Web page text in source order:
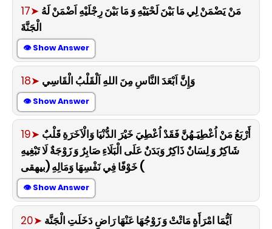
17➤ مَنْ يَضْمَنْ لِي مَا بَيْنَ لَحْيَيْهِ وَ مَا بَيْنَ رِجْلَيْهِ اَضْمَنْ لَهُ
الْجَنَّةَ
👁 Show Answer
18➤ وَإِنَّ اَبْعَدَ النَّاسِ مِنَ اللهِ اَلْقَلْبُ الْقَاسِي
👁 Show Answer
19➤ أَرْبَعُ مَنْ اُعْطِيَـهُنَّ فَقَدْ اُعْطِيَ خَيْرَ الدُّنْيَا وَالْاَخَرَةِ قَلْبٌ
شَاكِرٌ وَ لِسَانٌ ذَاكِرٌ وَبَدَنٌ عَلَى الْبَلَاءِ صَابِرٌ وَ زَوْجَةٌ لَا تَبْغِيهِ
خَوْفًا فِي نَفْسِهَا وَمَالِهِ (بيهقى (
👁 Show Answer
20➤ اَيُّمَا امْرَأَةٍ مَاتْتْ وَ زَوْجُهَا عَنْهَا رَاضٍ دَخَلَتِ الْجَنَّة